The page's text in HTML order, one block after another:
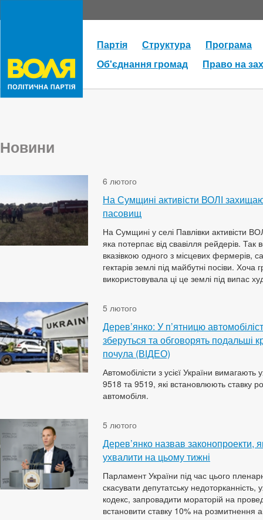
Партія Структура
Програма
Об'єднання громад
Право на
Новини
6 лютого
На Сумщині активісти ВОЛІ
пасовищ
На Сумщині у селі Павлівки активісти
яка потерпає від свавілля рейдерів. Так
вказівкою одного з місцевих фермерів,
гектарів землі під майбутні посіви.
використовувала ці це землі під випас
5 лютого
Дерев’янко: У п’ятницю
зберуться та обговорять подальші
почула (ВІДЕО)
Автомобілісти з усієї України
9518 та 9519, які встановлюють ставку
автомобіля.
5 лютого
Дерев’янко назвав законопроекти,
ухвалити на цьому тижні
Парламент України під час цього
скасувати депутатську
кодекс, запровадити мораторій на
встановити ставку 10% на розмитнення